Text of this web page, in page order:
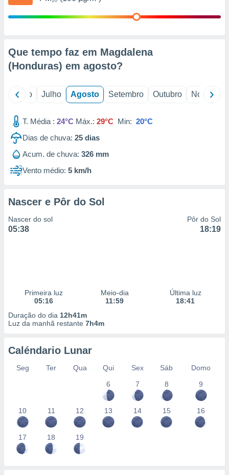
estudos
de
1199
Que tempo faz em Magdalena
(Honduras) em agosto?
Junho Julho Agosto Setembro Outubro Novembro
T. Média : 24°C Máx.: 29°C Min: 20°C
Dias de chuva: 25 dias
Acum. de chuva: 326 mm
Vento médio: 5 km/h
Nascer e Pôr do Sol
Nascer do sol
05:38
Pôr do Sol
18:19
Primeira luz
05:16
Meio-dia
11:59
Última luz
18:41
Duração do dia 12h41m
Luz da manhã restante 7h4m
Caléndario Lunar
Seg Ter Qua Qui Sex Sáb
Domo
6
7 8 9
10 11 12 13 14 15 16
17 18 19